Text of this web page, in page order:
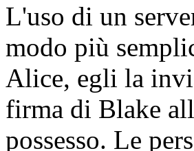
L'uso di un
modo più
Alice, egli la
firma di Blake
possesso. Le